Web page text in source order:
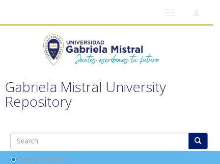
Gabriela Mistral University
Repository
Search DSpace